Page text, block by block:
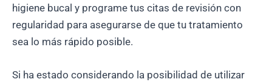
higiene bucal y programe tus citas de revisión con
regularidad para asegurarse de que tu tratamiento
sea lo más rápido posible.
Si ha estado considerando la posibilidad de utilizar